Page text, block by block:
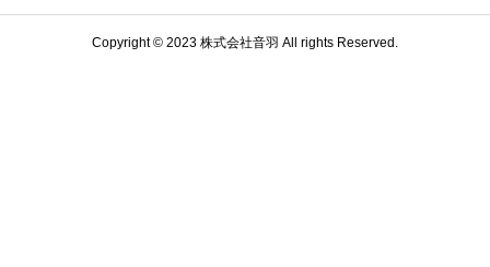
Copyright © 2023 株式会社音羽 All rights Reserved.